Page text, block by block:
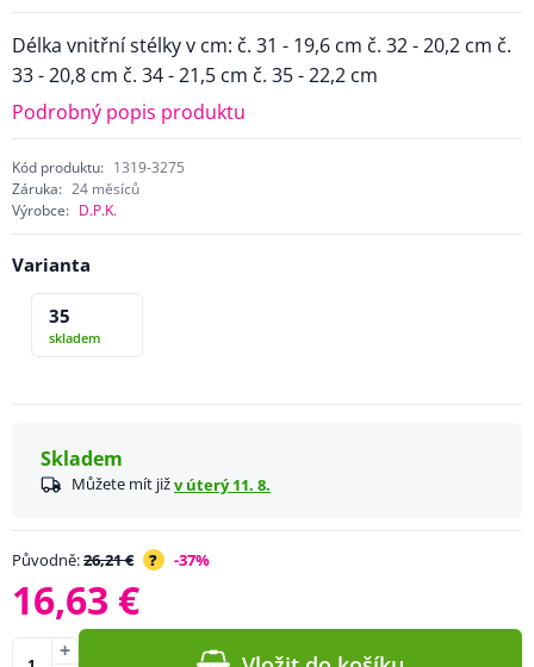
Délka vnitřní stélky v cm: č. 31 - 19,6 cm č. 32 - 20,2 cm č.
33 - 20,8 cm č. 34 - 21,5 cm č. 35 - 22,2 cm
Podrobný popis produktu
Kód produktu: 1319-3275
Záruka: 24 měsíců
Výrobce: D.P.K.
Varianta
35
skladem
Skladem
Můžete mít jižv úterý 11. 8.
Původně:26,21 € ? -37%
16,63 €
+